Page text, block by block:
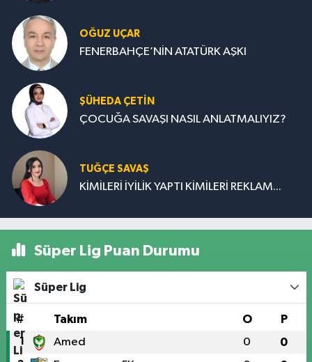
OĞUZ UÇAR
FENERBAHÇE’NİN ATATÜRK AŞKI
ŞÜHEDA ÇETİN
ÇOCUĞA SAVAŞI NASIL ANLATMALIYIZ?
TUĞÇE SAVAŞ
KİMİLERİ İYİLİK YAPTI KİMİLERİ REKLAM...
Süper Lig Puan Durumu
Süper Lig
# Takım O P
1 Amed 0 0